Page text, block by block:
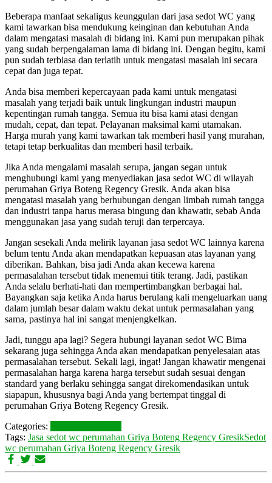
Beberapa manfaat sekaligus keunggulan dari jasa sedot WC yang
kami tawarkan bisa mendukung keinginan dan kebutuhan Anda
dalam mengatasi masalah di bidang ini. Kami pun merupakan pihak
yang sudah berpengalaman lama di bidang ini. Dengan begitu, kami
pun sudah terbiasa dan terlatih untuk mengatasi masalah ini secara
cepat dan juga tepat.
Anda bisa memberi kepercayaan pada kami untuk mengatasi
masalah yang terjadi baik untuk lingkungan industri maupun
kepentingan rumah tangga. Semua itu bisa kami atasi dengan
mudah, cepat, dan tepat. Pelayanan maksimal kami utamakan.
Harga murah yang kami tawarkan tak memberi hasil yang murahan,
tetapi tetap berkualitas dan memberi hasil terbaik.
Jika Anda mengalami masalah serupa, jangan segan untuk
menghubungi kami yang menyediakan jasa sedot WC di wilayah
perumahan Griya Boteng Regency Gresik. Anda akan bisa
mengatasi masalah yang berhubungan dengan limbah rumah tangga
dan industri tanpa harus merasa bingung dan khawatir, sebab Anda
menggunakan jasa yang sudah teruji dan terpercaya.
Jangan sesekali Anda melirik layanan jasa sedot WC lainnya karena
belum tentu Anda akan mendapatkan kepuasan atas layanan yang
diberikan. Bahkan, bisa jadi Anda akan kecewa karena
permasalahan tersebut tidak menemui titik terang. Jadi, pastikan
Anda selalu berhati-hati dan mempertimbangkan berbagai hal.
Bayangkan saja ketika Anda harus berulang kali mengeluarkan uang
dalam jumlah besar dalam waktu dekat untuk permasalahan yang
sama, pastinya hal ini sangat menjengkelkan.
Jadi, tunggu apa lagi? Segera hubungi layanan sedot WC Bima
sekarang juga sehingga Anda akan mendapatkan penyelesaian atas
permasalahan tersebut. Sekali lagi, ingat! Jangan khawatir mengenai
permasalahan harga karena harga tersebut sudah sesuai dengan
standard yang berlaku sehingga sangat direkomendasikan untuk
siapapun, khususnya bagi Anda yang bertempat tinggal di
perumahan Griya Boteng Regency Gresik.
Categories:
Tags: Jasa sedot wc perumahan Griya Boteng Regency GresikSedot
wc perumahan Griya Boteng Regency Gresik